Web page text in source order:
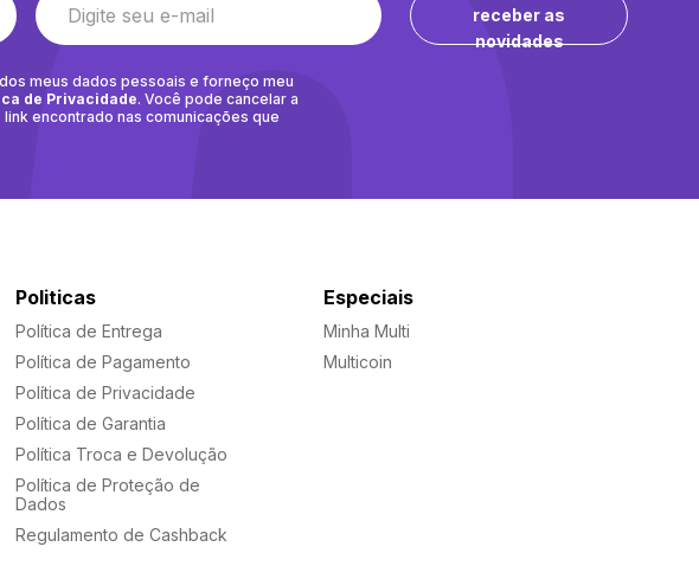
receber as
novidades
meus dados pessoais e forneço meu
de Privacidade. Você pode cancelar a
encontrado nas comunicações que
Politicas
Política de Entrega
Política de Pagamento
Política de Privacidade
Política de Garantia
Política Troca e Devolução
Política de Proteção de
Dados
Regulamento de Cashback
Especiais
Minha Multi
Multicoin